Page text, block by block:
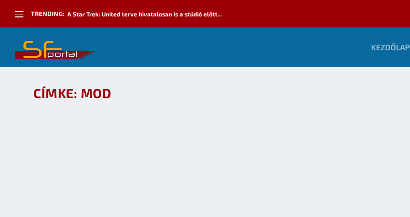
TRENDING: A Star Trek: United terve hivatalosan is a stúdió előtt...
KEZDŐLAP
CÍMKE: MOD